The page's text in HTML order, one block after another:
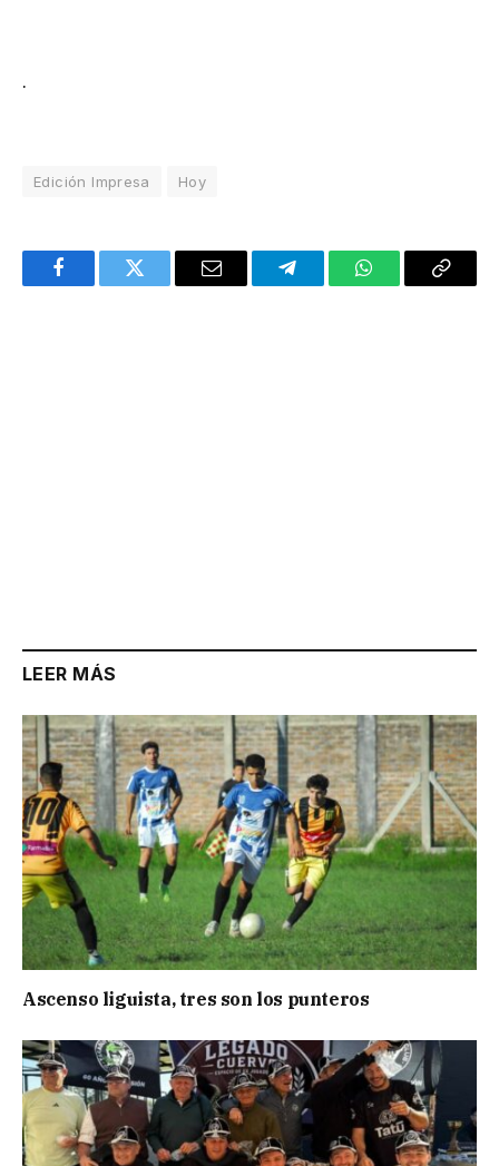
.
Edición Impresa Hoy
FacebookTwitter Email TelegramWhatsAppCopy
LEER MÁS
Ascenso liguista, tres son los punteros